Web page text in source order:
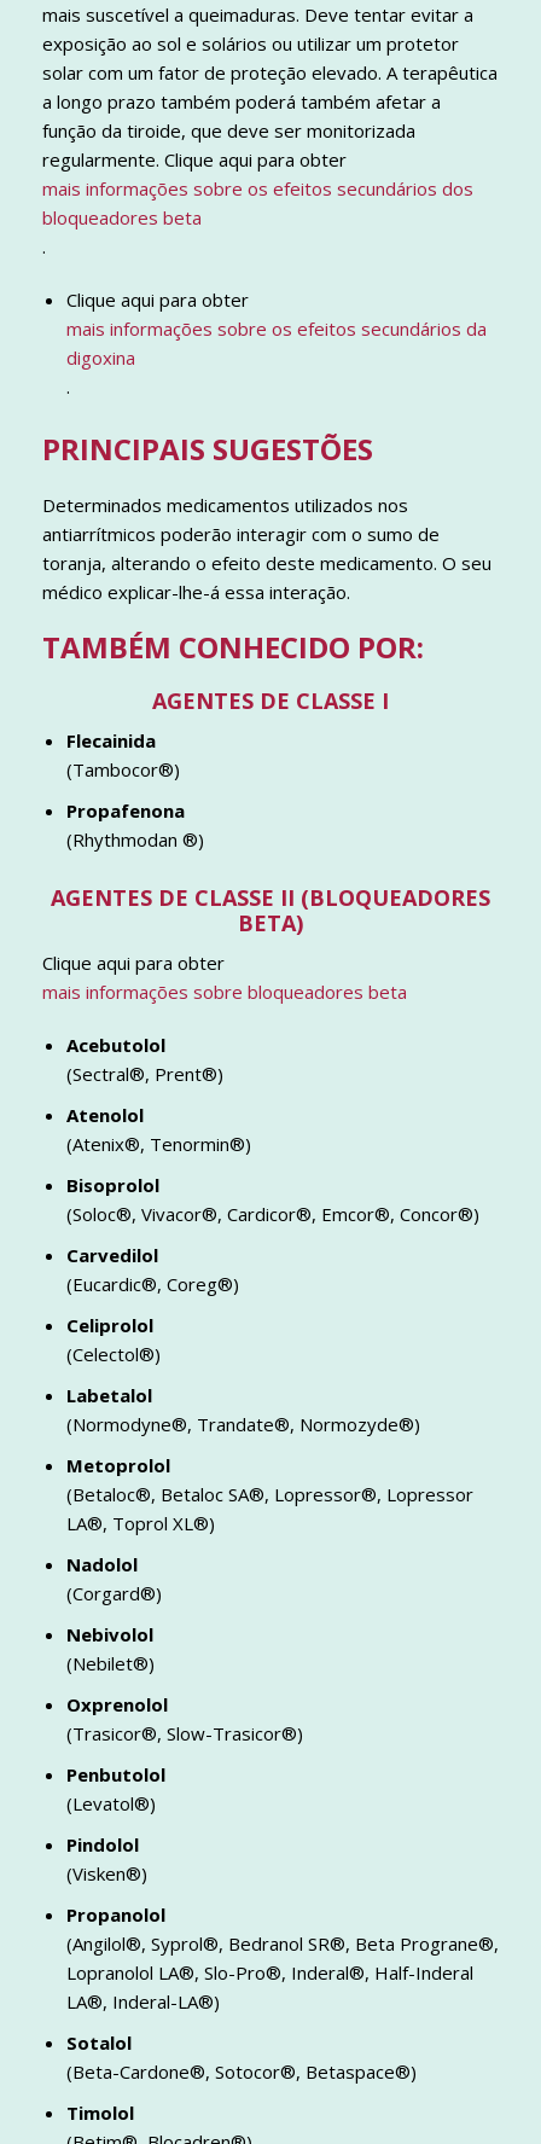
mais suscetível a queimaduras. Deve tentar evitar a
exposição ao sol e solários ou utilizar um protetor
solar com um fator de proteção elevado. A terapêutica
a longo prazo também poderá também afetar a
função da tiroide, que deve ser monitorizada
regularmente. Clique aqui para obter
mais informações sobre os efeitos secundários dos
bloqueadores beta
.
Clique aqui para obter
mais informações sobre os efeitos secundários da
digoxina
.
PRINCIPAIS SUGESTÕES
Determinados medicamentos utilizados nos
antiarrítmicos poderão interagir com o sumo de
toranja, alterando o efeito deste medicamento. O seu
médico explicar-lhe-á essa interação.
TAMBÉM CONHECIDO POR:
AGENTES DE CLASSE I
Flecainida
(Tambocor®)
Propafenona
(Rhythmodan ®)
AGENTES DE CLASSE II (BLOQUEADORES
BETA)
Clique aqui para obter
mais informações sobre bloqueadores beta
Acebutolol
(Sectral®, Prent®)
Atenolol
(Atenix®, Tenormin®)
Bisoprolol
(Soloc®, Vivacor®, Cardicor®, Emcor®, Concor®)
Carvedilol
(Eucardic®, Coreg®)
Celiprolol
(Celectol®)
Labetalol
(Normodyne®, Trandate®, Normozyde®)
Metoprolol
(Betaloc®, Betaloc SA®, Lopressor®, Lopressor
LA®, Toprol XL®)
Nadolol
(Corgard®)
Nebivolol
(Nebilet®)
Oxprenolol
(Trasicor®, Slow-Trasicor®)
Penbutolol
(Levatol®)
Pindolol
(Visken®)
Propanolol
(Angilol®, Syprol®, Bedranol SR®, Beta Prograne®,
Lopranolol LA®, Slo-Pro®, Inderal®, Half-Inderal
LA®, Inderal-LA®)
Sotalol
(Beta-Cardone®, Sotocor®, Betaspace®)
Timolol